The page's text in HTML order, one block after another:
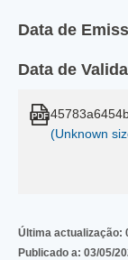
Data de
Data de
(Unknown
Última actualização:
Publicado a: 03/05/